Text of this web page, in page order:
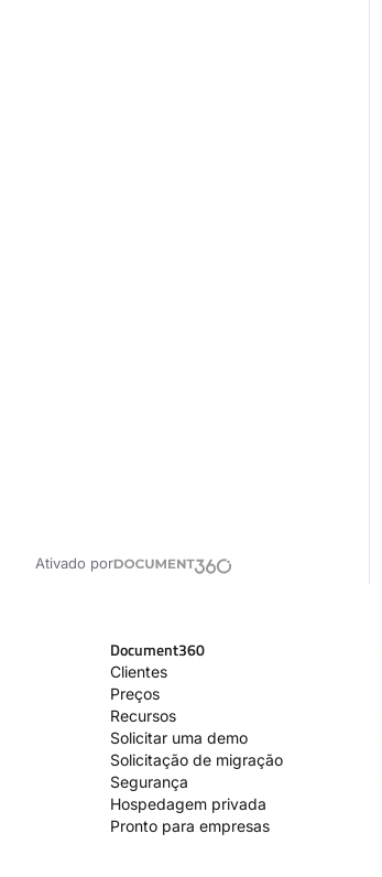
Ativado por
Document360
Clientes
Preços
Recursos
Solicitar uma demo
Solicitação de migração
Segurança
Hospedagem privada
Pronto para empresas